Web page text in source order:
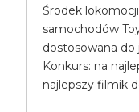
Środek
samochodów
dostosowana
Konkurs: na
najlepszy filmik